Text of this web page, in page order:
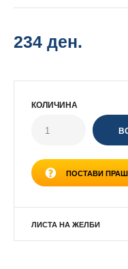
234 ден.
КОЛИЧИНА
ПОСТАВИ
ЛИСТА НА ЖЕЛБИ